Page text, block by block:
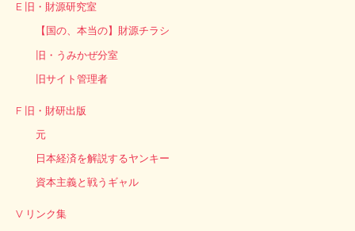
E 旧・財源研究室
【国の、本当の】財源チラシ
旧・うみかぜ分室
旧サイト管理者
F 旧・財研出版
元
日本経済を解説するヤンキー
資本主義と戦うギャル
V リンク集